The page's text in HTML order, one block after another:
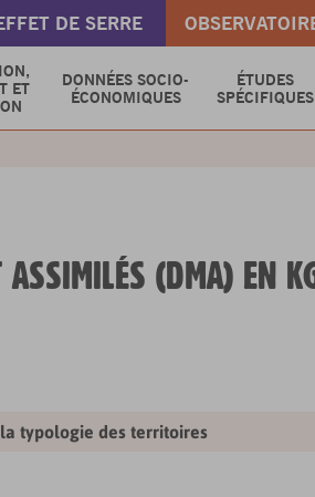
DE SERRE
ET
DONNÉES SOCIO-
ÉCONOMIQUES
ÉTUDES
SPÉCIFIQUES
ASSIMILÉS (DMA) EN
typologie des territoires